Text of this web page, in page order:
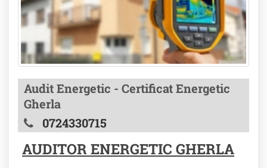
Audit Energetic - Certificat Energetic
Gherla
0724330715
AUDITOR ENERGETIC GHERLA